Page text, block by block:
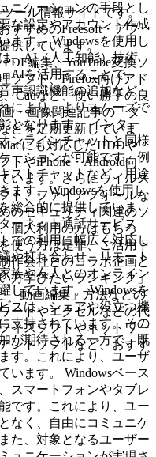
ニケーションの手段とし
な設定やアカウント作成
ます。 Windowsを使用し
、AI（人工知能）技術
AIを活用することで、
声認識機能の追加など、
により、よりスムーズで
となります。 インター
ンラインチャットと同様
ーションが可能です。例
ストチャットなど、用途
ます。Windowsを使用し
総合的に提供していま
ーネット通話サービス
での利用に幅広く対応し
や打ち合わせ、リモート
族や友人とのオンライン
しています。 Windowsを
スは、シェアや役立つ機
支持されています。その
が期待される一方で、既
す。これにより、ユーザ
います。 Windowsベース
スマートフォンやタブレ
です。これにより、ユー
なく、自由にコミュニケ
た、対象となるユーザー
ール情報サイトです。
すすめのFreesoft・アプ
供しています。
編集、YouTube変換ソ
ソフト、Firefox向けアド
Cadなど、使い勝手の良
・画像関連記事の「ダ
どを定期更新していま
にも対応したHDDや
トやiPhone・Android向
います。さらにウイルス
ト、ファイアフォールな
のセキュリティ関連のソ
個人利用の方はもちろ
使う方は是非、ご活用下
作会社とのコラボ企画と
方学びたいランキング」
「動画編集」方法などの
ードやエクセルなどの代
ィスソフトやネットワー
ントソフトなど、おすす